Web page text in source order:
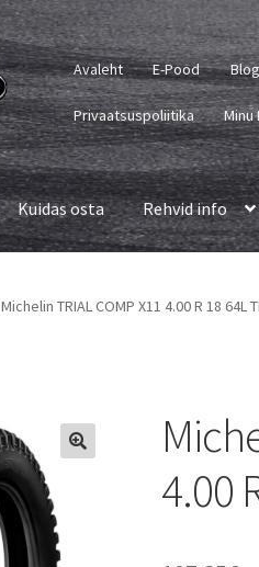
Avaleht E-Pood Blog
Privaatsuspoliitika Minu
Kuidas osta Rehvid info
Michelin TRIAL COMP X11 4.00 R 18 64L
4.00